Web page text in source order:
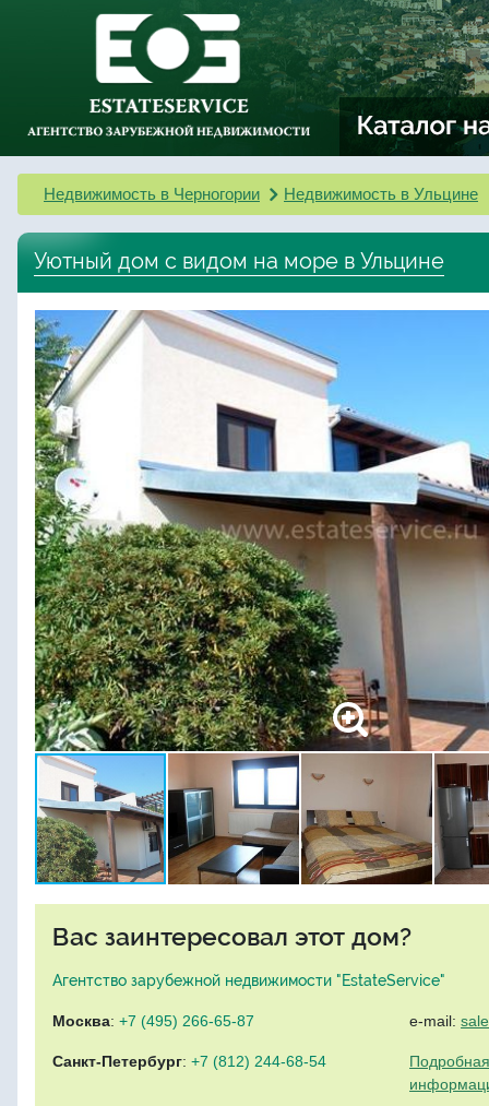
Недвижимость в Черногории Недвижимость в Ульцине
Уютный дом с видом на море в Ульцине
Вас заинтересовал этот дом?
Агентство зарубежной недвижимости "EstateService"
Москва: +7 (495) 266-65-87
Санкт-Петербург: +7 (812) 244-68-54
e-mail: